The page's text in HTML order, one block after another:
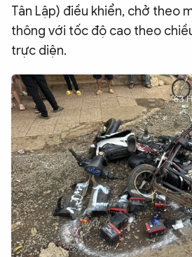
Tân Lập) điều khiển, chở theo
thông với tốc độ cao theo
trực diện.